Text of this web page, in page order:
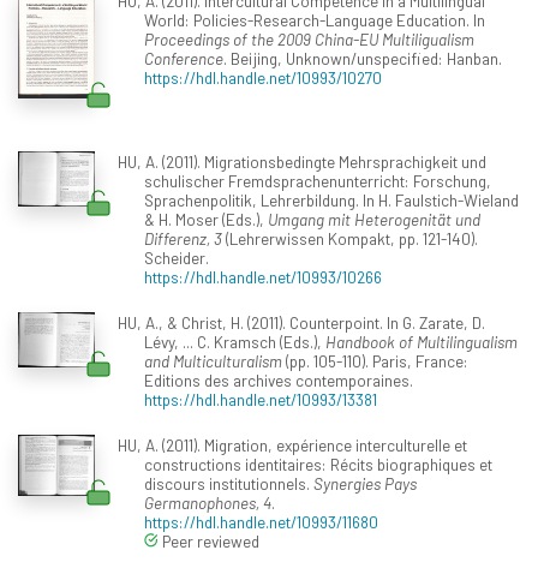
World: Policies-Research-Language Education. In
Proceedings of the 2009 China-EU Multiligualism
Conference. Beijing, Unknown/unspecified: Hanban.
https://hdl.handle.net/10993/10270
HU, A. (2011). Migrationsbedingte Mehrsprachigkeit und
schulischer Fremdsprachenunterricht: Forschung,
Sprachenpolitik, Lehrerbildung. In H. Faulstich-Wieland
& H. Moser (Eds.), Umgang mit Heterogenität und
Differenz, 3(Lehrerwissen Kompakt, pp. 121-140).
Scheider.
https://hdl.handle.net/10993/10266
HU, A., & Christ, H. (2011). Counterpoint. In G. Zarate, D.
Lévy, ... C. Kramsch (Eds.), Handbook of Multilingualism
and Multiculturalism(pp. 105-110). Paris, France:
Editions des archives contemporaines.
https://hdl.handle.net/10993/13381
HU, A. (2011). Migration, expérience interculturelle et
constructions identitaires: Récits biographiques et
discours institutionnels. Synergies Pays
Germanophones, 4.
https://hdl.handle.net/10993/11680
Peer reviewed